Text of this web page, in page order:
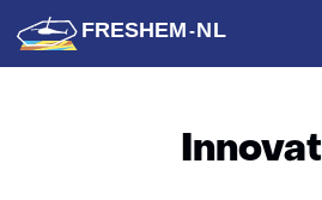
(naar homepage)
FRESHEM-NL